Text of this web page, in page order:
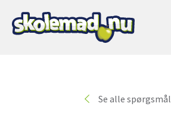
Se alle spørgsmål